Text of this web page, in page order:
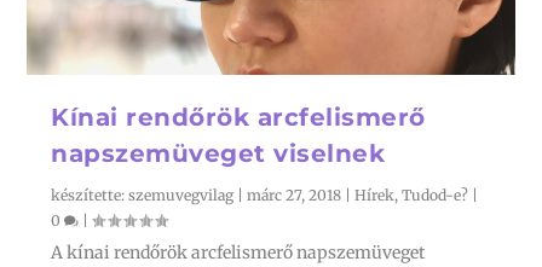
Kínai rendőrök arcfelismerő
napszemüveget viselnek
készítette:szemuvegvilag |márc 27, 2018 |Hírek,Tudod-e?
0
|
A kínai rendőrök arcfelismerő napszemüveget